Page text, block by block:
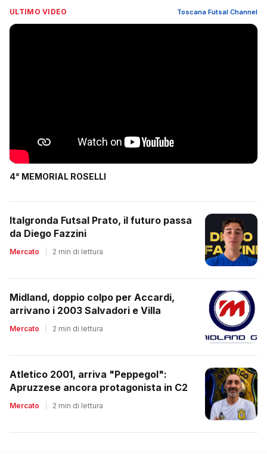
ULTIMO VIDEO Toscana Futsal Channel
4° MEMORIAL ROSELLI
Italgronda Futsal Prato, il futuro passa
da Diego Fazzini
Mercato 2 min di lettura
Midland, doppio colpo per Accardi,
arrivano i 2003 Salvadori e Villa
Mercato 2 min di lettura
Atletico 2001, arriva "Peppegol":
Apruzzese ancora protagonista in C2
Mercato 2 min di lettura